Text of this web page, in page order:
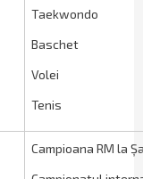
Taekwondo
Baschet
Volei
Tenis
Campioana RM la